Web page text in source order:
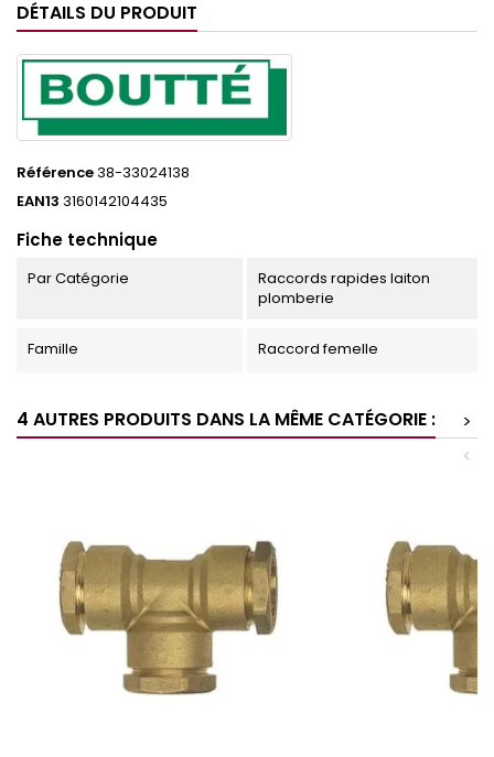
DÉTAILS DU PRODUIT
Référence38-33024138
EAN13 3160142104435
Fiche technique
Par Catégorie
Raccords rapides laiton
plomberie
Famille Raccord femelle
4 AUTRES PRODUITS DANS LA MÊME CATÉGORIE :
>
<